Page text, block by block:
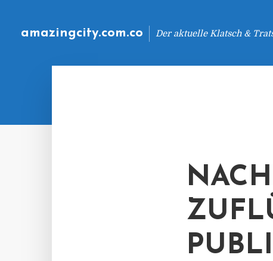
amazingcity.com.co Der aktuelle Klatsch &